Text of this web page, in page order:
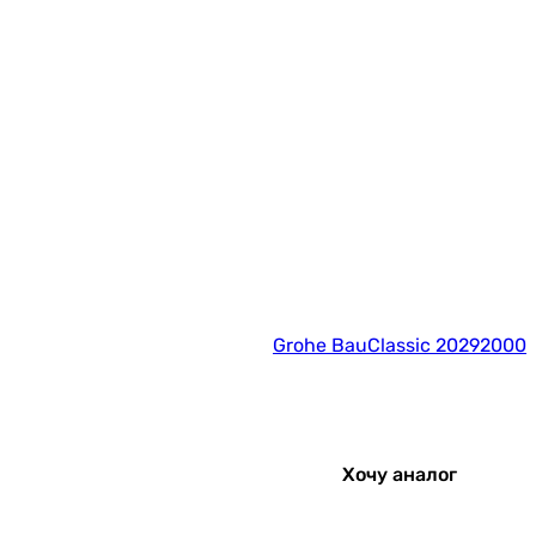
Grohe BauClassic 20292000
Хочу аналог